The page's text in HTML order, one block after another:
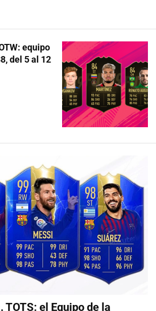
equipo
del 5 al 12
TOTS: el Equipo de la